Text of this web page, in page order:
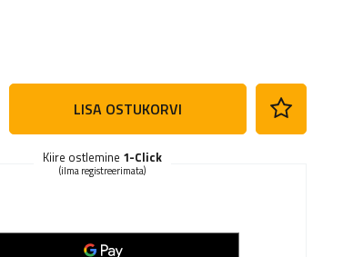
LISA OSTUKORVI
Kiire ostlemine 1-Click
(ilma registreerimata)